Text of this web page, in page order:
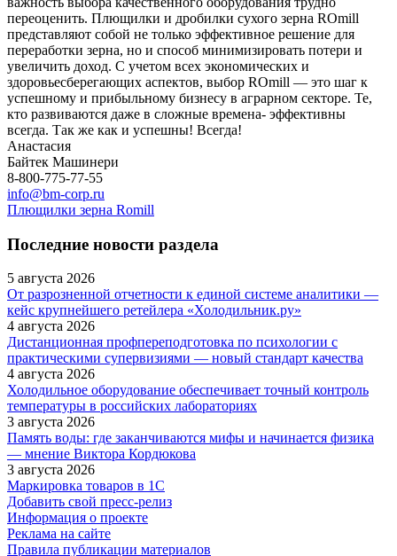
переоценить. Плющилки и дробилки сухого зерна ROmill
представляют собой не только эффективное решение для
переработки зерна, но и способ минимизировать потери и
увеличить доход. С учетом всех экономических и
здоровьесберегающих аспектов, выбор ROmill — это шаг к
успешному и прибыльному бизнесу в аграрном секторе. Те,
кто развиваются даже в сложные времена- эффективны
всегда. Так же как и успешны! Всегда!
Анастасия
Байтек Машинери
8-800-775-77-55
info@bm-corp.ru
Плющилки зерна Romill
Последние новости раздела
5 августа 2026
От разрозненной отчетности к единой системе аналитики —
кейс крупнейшего ретейлера «Холодильник.ру»
4 августа 2026
Дистанционная профпереподготовка по психологии с
практическими супервизиями — новый стандарт качества
4 августа 2026
Холодильное оборудование обеспечивает точный контроль
температуры в российских лабораториях
3 августа 2026
Память воды: где заканчиваются мифы и начинается физика
— мнение Виктора Кордюкова
3 августа 2026
Маркировка товаров в 1С
Добавить свой пресс-релиз
Информация о проекте
Реклама на сайте
Правила публикации материалов